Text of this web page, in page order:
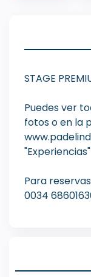
STAGE
Puedes ver
fotos o en la
"Experiencias"
Para
0034